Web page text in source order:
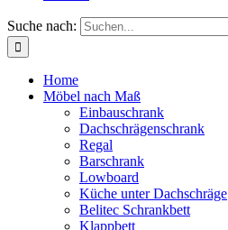
Suche nach:
Home
Möbel nach Maß
Einbauschrank
Dachschrägenschrank
Regal
Barschrank
Lowboard
Küche unter Dachschräge
Belitec Schrankbett
Klappbett